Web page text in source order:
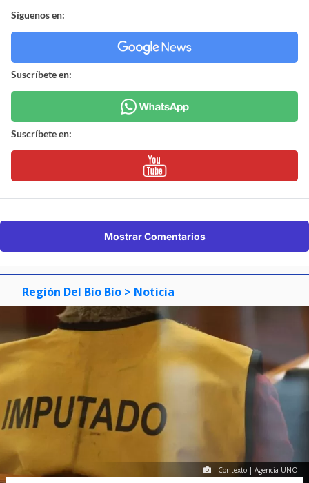
Síguenos en:
Suscríbete en:
Suscríbete en:
Mostrar Comentarios
Región Del Bío Bío > Noticia
Contexto | Agencia UNO